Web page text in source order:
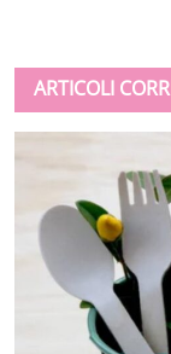
ARTICOLI